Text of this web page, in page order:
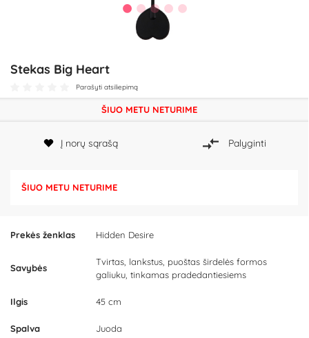
Stekas Big Heart
Parašyti atsiliepimą
Prekės ženklas Hidden Desire
Savybės
Tvirtas, lankstus, puoštas širdelės formos
galiuku, tinkamas pradedantiesiems
Ilgis 45 cm
Spalva Juoda
ŠIUO METU NETURIME
Į norų sąrašą Palyginti
ŠIUO METU NETURIME